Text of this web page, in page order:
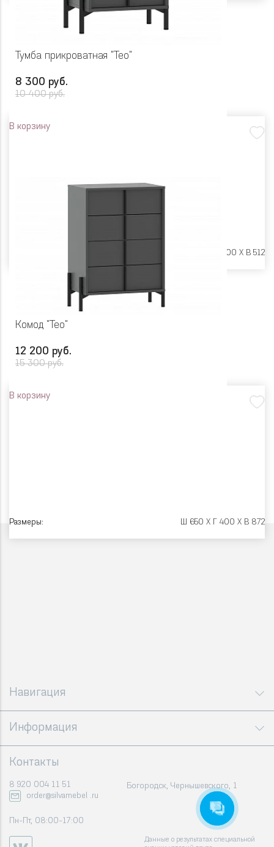
Тумба прикроватная "Тео"
8 300 руб.
10 400 руб.
В корзину
Ш 500 X Г 400 X В 512
Комод "Тео"
12 200 руб.
15 300 руб.
В корзину
Размеры: Ш 650 X Г 400 X В 872
Навигация
Информация
Контакты
8 920 004 11 51
order@silvamebel .ru
Пн-Пт, 08:00-17:00
Богородск, Чернышевского, 1
Данные о результатах специальной